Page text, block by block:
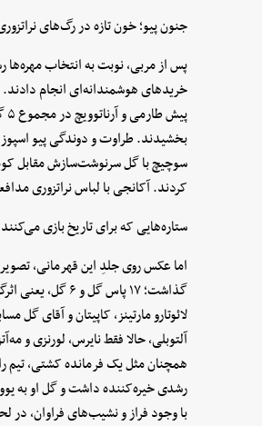
جنون پیو؛ خون تازه در رگ‌های
پس از مربی، نوبت به انتخاب مهره‌ها
خریدهای هوشمندانه‌ای انجام
بخشیدند. طراوت و دوندگی پیو
سوچیچ با گل سرنوشت‌سازش مقابل
کردند. آکانجی با لباس نراتزوری
ستاره‌هایی که برای تاریخ بازی می‌کنند
اما عکس روی جلدِ این قهرمانی،
آلتوبلی، حالا فقط نایرس، لورنزی و
همچنان مثل یک فرمانده کشتی، تیم
با وجود فراز و نشیب‌های فراوان،